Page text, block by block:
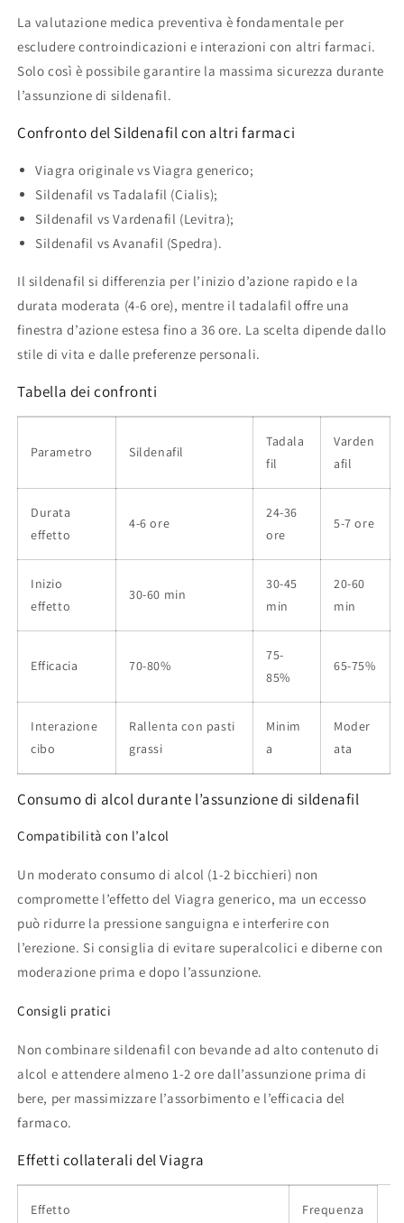
La valutazione medica preventiva è fondamentale per
escludere controindicazioni e interazioni con altri farmaci.
Solo così è possibile garantire la massima sicurezza durante
l’assunzione di sildenafil.
Confronto del Sildenafil con altri farmaci
Viagra originale vs Viagra generico;
Sildenafil vs Tadalafil (Cialis);
Sildenafil vs Vardenafil (Levitra);
Sildenafil vs Avanafil (Spedra).
Il sildenafil si differenzia per l’inizio d’azione rapido e la
durata moderata (4-6 ore), mentre il tadalafil offre una
finestra d’azione estesa fino a 36 ore. La scelta dipende dallo
stile di vita e dalle preferenze personali.
Tabella dei confronti
Parametro Sildenafil
Tadala
fil
Varden
afil
Durata
effetto
4-6 ore
24-36
ore
5-7 ore
Inizio
effetto
30-60 min
30-45
min
20-60
min
Efficacia 70-80%
75-
85%
65-75%
Interazione
cibo
Rallenta con pasti
grassi
Minim
a
Moder
ata
Consumo di alcol durante l’assunzione di sildenafil
Compatibilità con l’alcol
Un moderato consumo di alcol (1-2 bicchieri) non
compromette l’effetto del Viagra generico, ma un eccesso
può ridurre la pressione sanguigna e interferire con
l’erezione. Si consiglia di evitare superalcolici e diberne con
moderazione prima e dopo l’assunzione.
Consigli pratici
Non combinare sildenafil con bevande ad alto contenuto di
alcol e attendere almeno 1-2 ore dall’assunzione prima di
bere, per massimizzare l’assorbimento e l’efficacia del
farmaco.
Effetti collaterali del Viagra
Effetto Frequenza